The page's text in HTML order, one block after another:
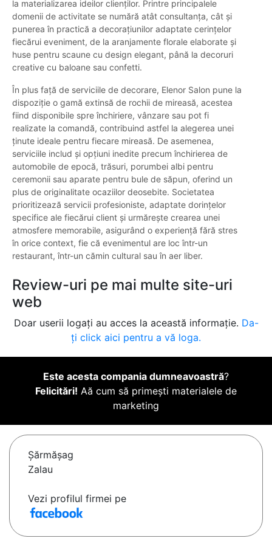
la materializarea ideilor clienților. Printre principalele
domenii de activitate se numără atât consultanța, cât și
punerea în practică a decorațiunilor adaptate cerințelor
fiecărui eveniment, de la aranjamente florale elaborate și
huse pentru scaune cu design elegant, până la decoruri
creative cu baloane sau confetti.
În plus față de serviciile de decorare, Elenor Salon pune la
dispoziție o gamă extinsă de rochii de mireasă, acestea
fiind disponibile spre închiriere, vânzare sau pot fi
realizate la comandă, contribuind astfel la alegerea unei
ținute ideale pentru fiecare mireasă. De asemenea,
serviciile includ și opțiuni inedite precum închirierea de
automobile de epocă, trăsuri, porumbei albi pentru
ceremonii sau aparate pentru bule de săpun, oferind un
plus de originalitate ocaziilor deosebite. Societatea
prioritizează servicii profesioniste, adaptate dorințelor
specifice ale fiecărui client și urmărește crearea unei
atmosfere memorabile, asigurând o experiență fără stres
în orice context, fie că evenimentul are loc într-un
restaurant, într-un cămin cultural sau în aer liber.
Review-uri pe mai multe site-uri
web
Doar userii logați au acces la această informație. Da-
ți click aici pentru a vă loga.
Este acesta compania dumneavoastră?
Felicitări! Aă cum să primești materialele de
marketing
Şărmăşag
Zalau
Vezi profilul firmei pe